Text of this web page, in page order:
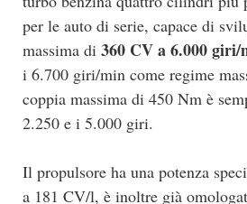
per le auto di serie, capace di
massima di 360 CV a 6.000 giri/
i 6.700 giri/min come regime
coppia massima di 450 Nm è
2.250 e i 5.000 giri.
Il propulsore ha una potenza
a 181 CV/l, è inoltre già